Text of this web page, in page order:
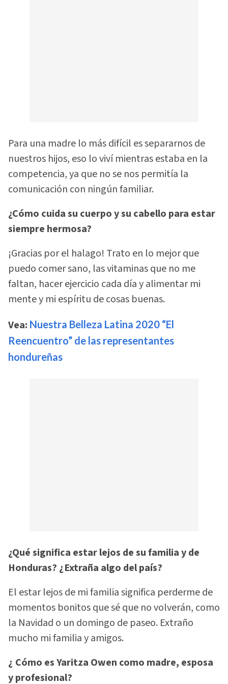
Para una madre lo más difícil es separarnos de
nuestros hijos, eso lo viví mientras estaba en la
competencia, ya que no se nos permitía la
comunicación con ningún familiar.
¿Cómo cuida su cuerpo y su cabello para estar
siempre hermosa?
¡Gracias por el halago! Trato en lo mejor que
puedo comer sano, las vitaminas que no me
faltan, hacer ejercicio cada día y alimentar mi
mente y mi espíritu de cosas buenas.
Vea: Nuestra Belleza Latina 2020 “El
Reencuentro” de las representantes
hondureñas
¿Qué significa estar lejos de su familia y de
Honduras? ¿Extraña algo del país?
El estar lejos de mi familia significa perderme de
momentos bonitos que sé que no volverán, como
la Navidad o un domingo de paseo. Extraño
mucho mi familia y amigos.
¿ Cómo es Yaritza Owen como madre, esposa
y profesional?